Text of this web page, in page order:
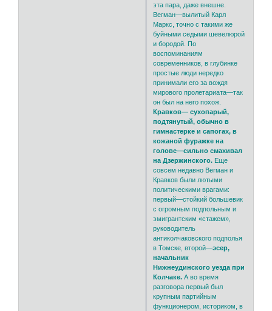
эта пара, даже внешне.
Вегман—вылитый Карл
Маркс, точно с такими же
буйными седыми шевелюрой
и бородой. По
воспоминаниям
современников, в глубинке
простые люди нередко
принимали его за вождя
мирового пролетариата—так
он был на него похож.
Кравков— сухопарый,
подтянутый, обычно в
гимнастерке и сапогах, в
кожаной фуражке на
голове—сильно смахивал
на Дзержинского. Еще
совсем недавно Вегман и
Кравков были лютыми
политическими врагами:
первый—стойкий большевик
с огромным подпольным и
эмигрантским «стажем»,
руководитель
антиколчаковского подполья
в Томске, второй—эсер,
начальник
Нижнеудинского уезда при
Колчаке. А во время
разговора первый был
крупным партийным
функционером, историком, в